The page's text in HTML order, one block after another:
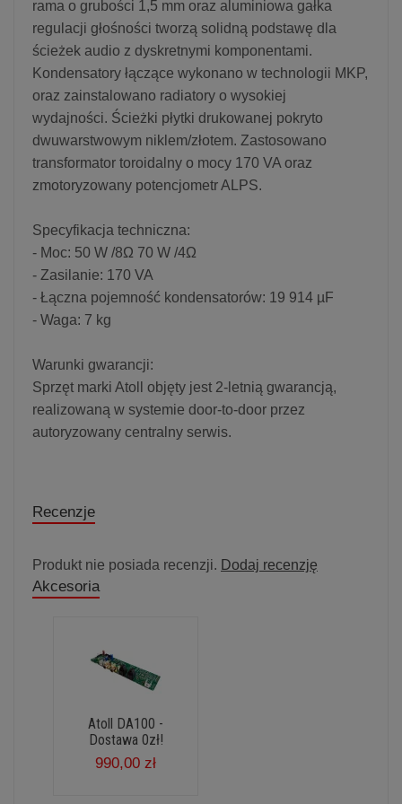
rama o grubości 1,5 mm oraz aluminiowa gałka
regulacji głośności tworzą solidną podstawę dla
ścieżek audio z dyskretnymi komponentami.
Kondensatory łączące wykonano w technologii MKP,
oraz zainstalowano radiatory o wysokiej
wydajności. Ścieżki płytki drukowanej pokryto
dwuwarstwowym niklem/złotem. Zastosowano
transformator toroidalny o mocy 170 VA oraz
zmotoryzowany potencjometr ALPS.
Specyfikacja techniczna:
- Moc: 50 W /8Ω 70 W /4Ω
- Zasilanie: 170 VA
- Łączna pojemność kondensatorów: 19 914 µF
- Waga: 7 kg
Warunki gwarancji:
Sprzęt marki Atoll objęty jest 2-letnią gwarancją,
realizowaną w systemie door-to-door przez
autoryzowany centralny serwis.
Recenzje
Produkt nie posiada recenzji. Dodaj recenzję
Akcesoria
Atoll DA100 -
Dostawa 0zł!
990,00 zł